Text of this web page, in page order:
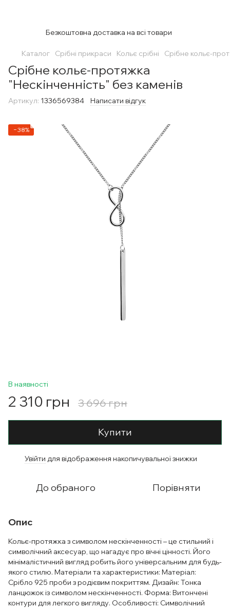
Безкоштовна доставка на всі товари
Каталог Срібні прикраси Кольє срібні Срібне кольє-
Срібне кольє-протяжка
"Нескінченність" без каменів
Артикул: 1336569384 Написати відгук
−38%
В наявності
2 310 грн 3 696 грн
Купити
Увійти для відображення накопичувальної знижки
До обраного Порівняти
Опис
Кольє-протяжка з символом нескінченності – це стильний і
символічний аксесуар, що нагадує про вічні цінності. Його
мінімалістичний вигляд робить його універсальним для будь-
якого стилю. Матеріали та характеристики: Матеріал:
Срібло 925 проби з родієвим покриттям. Дизайн: Тонка
ланцюжок із символом нескінченності. Форма: Витончені
контури для легкого вигляду. Особливості: Символічний